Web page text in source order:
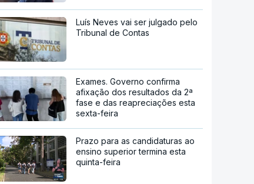
Luís Neves vai ser julgado pelo
Tribunal de Contas
Exames. Governo confirma
afixação dos resultados da 2ª
fase e das reapreciações esta
sexta-feira
Prazo para as candidaturas ao
ensino superior termina esta
quinta-feira